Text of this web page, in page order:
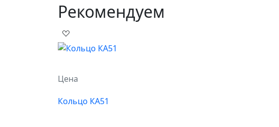
Рекомендуем
Цена
Кольцо КА51